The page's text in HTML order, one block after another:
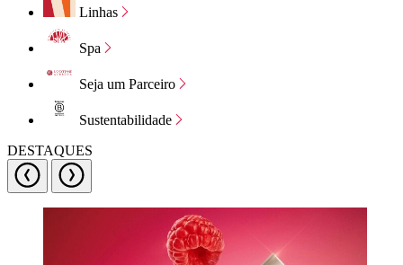
Linhas
Spa
Seja um Parceiro
Sustentabilidade
DESTAQUES